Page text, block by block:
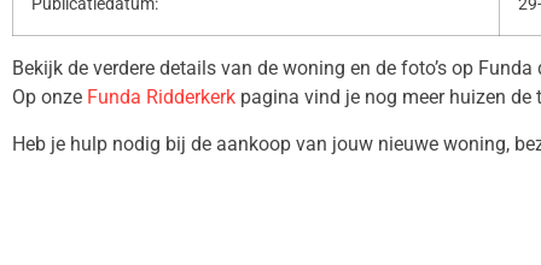
Publicatiedatum:
Bekijk de verdere details van de woning en de foto’s op
Op onze Funda Ridderkerk pagina vind je nog meer huizen de
Heb je hulp nodig bij de aankoop van jouw nieuwe woning,